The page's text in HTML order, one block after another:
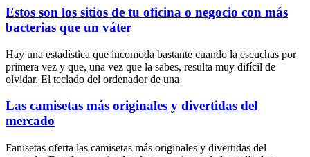
Estos son los sitios de tu oficina o negocio con más
bacterias que un váter
Hay una estadística que incomoda bastante cuando la escuchas por
primera vez y que, una vez que la sabes, resulta muy difícil de
olvidar. El teclado del ordenador de una
Las camisetas más originales y divertidas del
mercado
Fanisetas oferta las camisetas más originales y divertidas del